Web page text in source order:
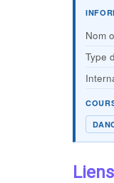
Nom
Type